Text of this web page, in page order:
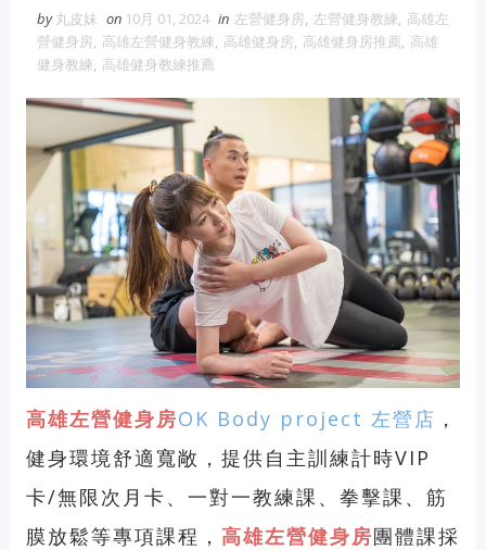
by 丸皮妹 on 10月 01, 2024 in 左營健身房, 左營健身教練, 高雄左
營健身房, 高雄左營健身教練, 高雄健身房, 高雄健身房推薦, 高雄
健身教練, 高雄健身教練推薦
高雄左營健身房OK Body project 左營店 ，
健身環境舒適寬敞， 提供自主訓練計時VIP
卡/無限次月卡、 一對一教練課 、 拳擊課 、 筋
膜放鬆等專項課程， 高雄左營健身房團體課採